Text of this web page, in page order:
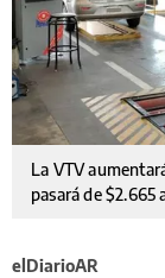
La VTV
pasará de $2.665
elDiarioAR